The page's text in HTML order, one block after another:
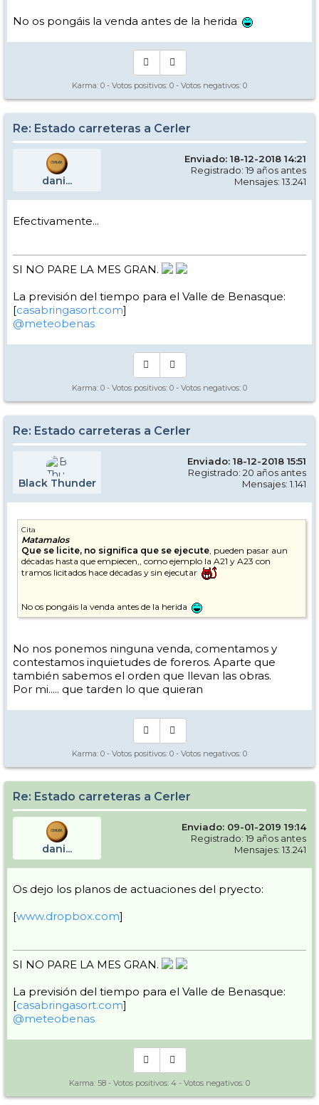
No os pongáis la venda antes de la herida
Karma: 0 - Votos positivos: 0 - Votos negativos: 0
Re: Estado carreteras a Cerler
dani...
Enviado: 18-12-2018 14:21
Registrado: 19 años antes
Mensajes: 13.241
Efectivamente...
SI NO PARE LA MES GRAN.
La previsión del tiempo para el Valle de Benasque:
[casabringasort.com]
@meteobenas
Karma: 0 - Votos positivos: 0 - Votos negativos: 0
Re: Estado carreteras a Cerler
Black Thunder
Enviado: 18-12-2018 15:51
Registrado: 20 años antes
Mensajes: 1.141
Cita
Matamalos
Que se licite, no significa que se ejecute, pueden pasar aun
décadas hasta que empiecen,, como ejemplo la A21 y A23 con
tramos licitados hace décadas y sin ejecutar
No os pongáis la venda antes de la herida
No nos ponemos ninguna venda, comentamos y
contestamos inquietudes de foreros. Aparte que
también sabemos el orden que llevan las obras.
Por mi..... que tarden lo que quieran
Karma: 0 - Votos positivos: 0 - Votos negativos: 0
Re: Estado carreteras a Cerler
dani...
Enviado: 09-01-2019 19:14
Registrado: 19 años antes
Mensajes: 13.241
Os dejo los planos de actuaciones del pryecto:
[www.dropbox.com]
SI NO PARE LA MES GRAN.
La previsión del tiempo para el Valle de Benasque:
[casabringasort.com]
@meteobenas
Karma: 58 - Votos positivos: 4 - Votos negativos: 0